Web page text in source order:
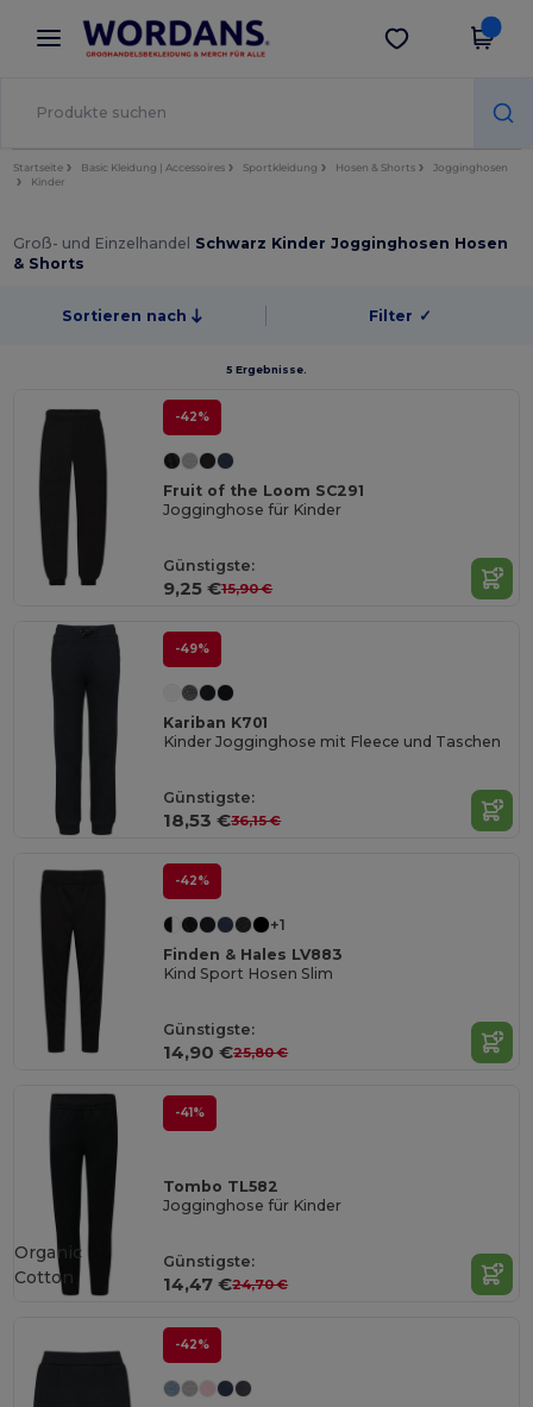
× Wordans App
Bessere Preise in der App!
App holen
Startseite Basic Kleidung | Accessoires Sportkleidung Hosen & Shorts
Jogginghosen
Kinder
Groß- und Einzelhandel Schwarz Kinder Jogginghosen Hosen
& Shorts
Sortieren nach Filter ✓
5 Ergebnisse.
-42%
Fruit of the Loom SC291
Jogginghose für Kinder
Günstigste:
9,25 €15,90 €
-49%
Kariban K701
Kinder Jogginghose mit Fleece und Taschen
Günstigste:
18,53 €36,15 €
-42%
+1
Finden & Hales LV883
Kind Sport Hosen Slim
Günstigste:
14,90 €25,80 €
-41%
Tombo TL582
Jogginghose für Kinder
Günstigste:
14,47 €24,70 €
Organic
Cotton
-42%